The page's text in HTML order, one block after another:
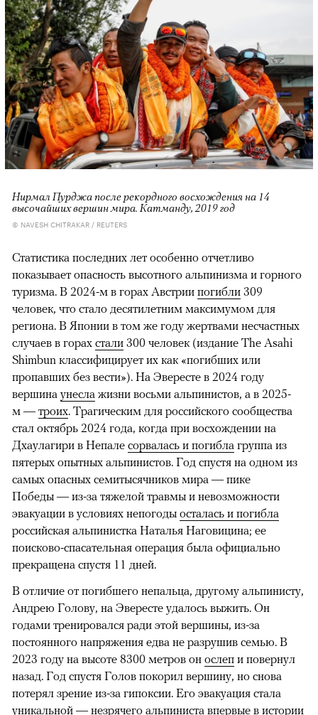
Нирмал Пурджа после рекордного восхождения на 14
высочайших вершин мира. Катманду, 2019 год
© NAVESH CHITRAKAR / REUTERS
Статистика последних лет особенно отчетливо
показывает опасность высотного альпинизма и горного
туризма. В 2024-м в горах Австрии погибли 309
человек, что стало десятилетним максимумом для
региона. В Японии в том же году жертвами несчастных
случаев в горах стали 300 человек (издание The Asahi
Shimbun классифицирует их как «погибших или
пропавших без вести»). На Эвересте в 2024 году
вершина унесла жизни восьми альпинистов, а в 2025-
м — троих. Трагическим для российского сообщества
стал октябрь 2024 года, когда при восхождении на
Дхаулагири в Непале сорвалась и погибла группа из
пятерых опытных альпинистов. Год спустя на одном из
самых опасных семитысячников мира — пике
Победы — из-за тяжелой травмы и невозможности
эвакуации в условиях непогоды осталась и погибла
российская альпинистка Наталья Наговицина; ее
поисково-спасательная операция была официально
прекращена спустя 11 дней.
В отличие от погибшего непальца, другому альпинисту,
Андрею Голову, на Эвересте удалось выжить. Он
годами тренировался ради этой вершины, из-за
постоянного напряжения едва не разрушив семью. В
2023 году на высоте 8300 метров он ослеп и повернул
назад. Год спустя Голов покорил вершину, но снова
потерял зрение из-за гипоксии. Его эвакуация стала
уникальной — незрячего альпиниста впервые в истории